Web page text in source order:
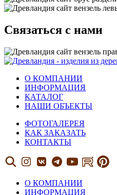
Связаться с нами
О КОМПАНИИ
ИНФОРМАЦИЯ
КАТАЛОГ
НАШИ ОБЪЕКТЫ
ФОТОГАЛЕРЕЯ
КАК ЗАКАЗАТЬ
КОНТАКТЫ
О КОМПАНИИ
ИНФОРМАЦИЯ